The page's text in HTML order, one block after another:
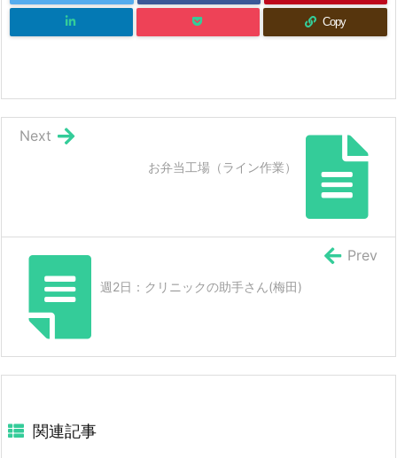
Copy
お弁当工場（ライン作業）
Next
週2日：クリニックの助手さん(梅田)
Prev
関連記事